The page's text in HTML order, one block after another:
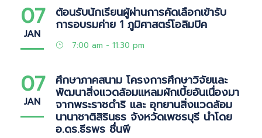
07
JAN
ต้อนรับนักเรียนผู้ผ่านการคัดเลือกเข้ารับ
การอบรมค่าย 1 ภูมิศาสตร์โอลิมปิค
7:00 am - 11:30 pm
07
JAN
ศึกษาภาคสนาม โครงการศึกษาวิจัยและ
พัฒนาสิ่งแวดล้อมแหลมผักเบี้ยอันเนื่องมา
จากพระราชดำริ และ อุทยานสิ่งแวดล้อม
นานาชาติสิรินธร จังหวัดเพชรบุรี นำโดย
อ.ดร.ธีรพร ชื่นพี